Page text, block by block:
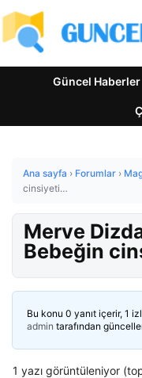
Güncel Haberler
Ana sayfa › Forumlar ›
cinsiyeti…
Merve
Bebeğin
Bu konu 0 yanıt içerir, 1
admin tarafından
1 yazı görüntüleniyor